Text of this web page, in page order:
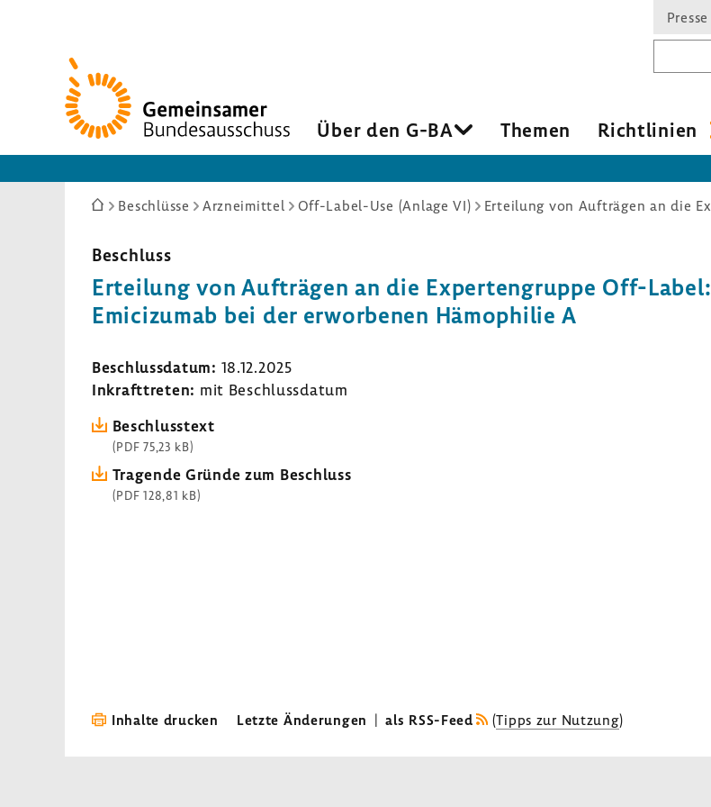
Zur
Startseite
Presse
Über den G-BA Themen Richt­li­nien
Sie
hier:
Beschlüsse Arzneimittel Off-Label-Use (Anlage VI)
Beschluss
Ertei­lung von Aufträgen an die Exper­ten­gruppe Off-​Label:
Emici­zumab bei der erwor­benen Hämo­philie A
Beschluss­datum: 18.12.2025
Inkraft­treten: mit Beschluss­datum
Beschluss­text
(PDF 75,23 kB)
Tragende Gründe zum Beschluss
(PDF 128,81 kB)
Inhalte drucken Letzte Änderungen | als RSS-Feed (Tipps zur Nutzung)